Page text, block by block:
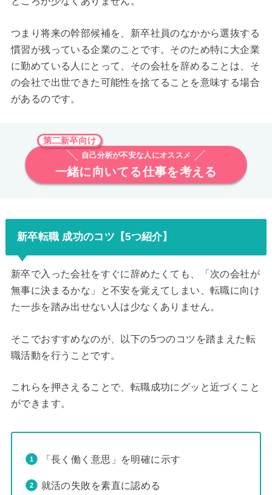
つまり将来の幹部候補を、新卒社員のなかから選抜する
慣習が残っている企業のことです。そのため特に大企業
に勤めている人にとって、その会社を辞めることは、そ
の会社で出世できた可能性を捨てることを意味する場合
があるのです。
第二新卒向け
自己分析が不安な人にオススメ
一緒に向いてる仕事を考える
新卒転職 成功のコツ【5つ紹介】
新卒で入った会社をすぐに辞めたくても、「次の会社が
無事に決まるかな」と不安を覚えてしまい、転職に向け
た一歩を踏み出せない人は少なくありません。
そこでおすすめなのが、以下の5つのコツを踏まえた転
職活動を行うことです。
これらを押さえることで、転職成功にグッと近づくこと
ができます。
「長く働く意思」を明確に示す
就活の失敗を素直に認める